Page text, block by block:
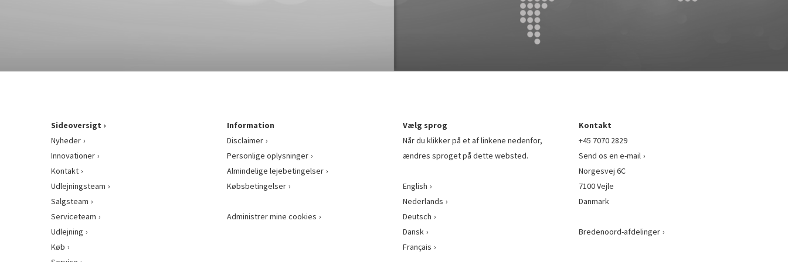
Sideoversigt
Nyheder
Innovationer
Kontakt
Udlejningsteam
Salgsteam
Serviceteam
Udlejning
Køb
Information
Disclaimer
Personlige oplysninger
Almindelige lejebetingelser
Købsbetingelser
Administrer mine cookies
Vælg sprog
Når du klikker på et af linkene nedenfor,
ændres sproget på dette websted.
English
Nederlands
Deutsch
Dansk
Français
Kontakt
+45 7070 2829
Send os en e-mail
Norgesvej 6C
7100 Vejle
Danmark
Bredenoord-afdelinger